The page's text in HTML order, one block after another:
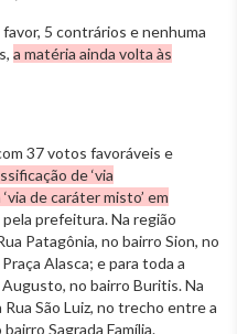
5 contrários e nenhuma
a matéria ainda volta às
37 votos favoráveis e
de ‘via
de caráter misto’ em
prefeitura. Na região
Patagônia, no bairro Sion, no
Alasca; e para toda a
no bairro Buritis. Na
São Luiz, no trecho entre a
Sagrada Família.